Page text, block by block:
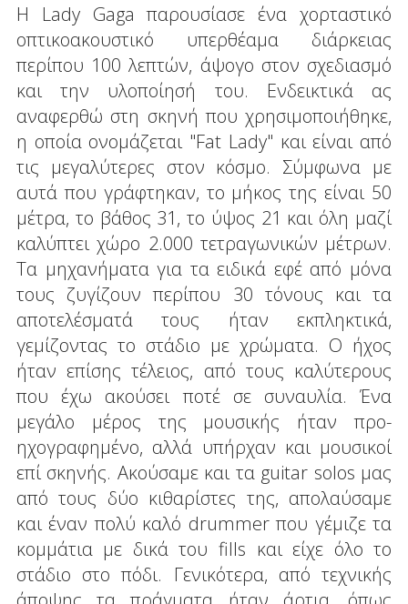
Η Lady Gaga παρουσίασε ένα χορταστικό
οπτικοακουστικό υπερθέαμα διάρκειας
περίπου 100 λεπτών, άψογο στον σχεδιασμό
και την υλοποίησή του. Ενδεικτικά ας
αναφερθώ στη σκηνή που χρησιμοποιήθηκε,
η οποία ονομάζεται "Fat Lady" και είναι από
τις μεγαλύτερες στον κόσμο. Σύμφωνα με
αυτά που γράφτηκαν, το μήκος της είναι 50
μέτρα, το βάθος 31, το ύψος 21 και όλη μαζί
καλύπτει χώρο 2.000 τετραγωνικών μέτρων.
Τα μηχανήματα για τα ειδικά εφέ από μόνα
τους ζυγίζουν περίπου 30 τόνους και τα
αποτελέσματά τους ήταν εκπληκτικά,
γεμίζοντας το στάδιο με χρώματα. Ο ήχος
ήταν επίσης τέλειος, από τους καλύτερους
που έχω ακούσει ποτέ σε συναυλία. Ένα
μεγάλο μέρος της μουσικής ήταν προ-
ηχογραφημένο, αλλά υπήρχαν και μουσικοί
επί σκηνής. Ακούσαμε και τα guitar solos μας
από τους δύο κιθαρίστες της, απολαύσαμε
και έναν πολύ καλό drummer που γέμιζε τα
κομμάτια με δικά του fills και είχε όλο το
στάδιο στο πόδι. Γενικότερα, από τεχνικής